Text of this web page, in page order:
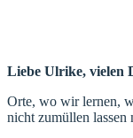
Liebe Ulrike, vielen
Orte, wo wir lernen,
nicht zumüllen lassen